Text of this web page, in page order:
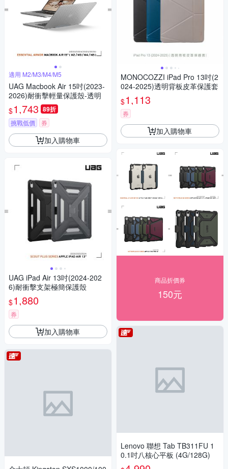
適用 M2/M3/M4/M5
UAG Macbook Air 15吋(2023-
2026)耐衝擊輕量保護殼-透明
$1,743 89折
挑戰低價 券
加入購物車
UAG iPad Air 13吋(2024-202
6)耐衝擊支架極簡保護殼
$1,880
券
加入購物車
MONOCOZZI iPad Pro 13吋(2
024-2025)透明背板皮革保護套
$1,113
券
加入購物車
商品折價券
150元
Lenovo 聯想 Tab TB311FU 1
0.1吋八核心平板 (4G/128G)